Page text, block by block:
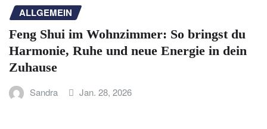
ALLGEMEIN
Feng Shui im Wohnzimmer: So bringst du
Harmonie, Ruhe und neue Energie in dein
Zuhause
Sandra Jan. 28, 2026